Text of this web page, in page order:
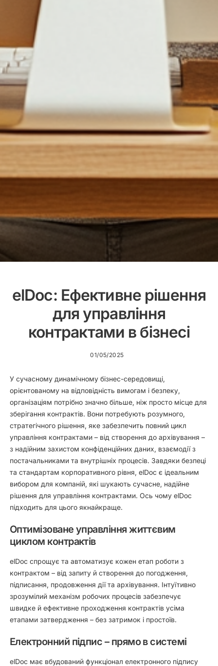
elDoc: Ефективне рішення
для управління
контрактами в бізнесі
01/05/2025
У сучасному динамічному бізнес-середовищі,
орієнтованому на відповідність вимогам і безпеку,
організаціям потрібно значно більше, ніж просто місце для
зберігання контрактів. Вони потребують розумного,
стратегічного рішення, яке забезпечить повний цикл
управління контрактами – від створення до архівування –
з надійним захистом конфіденційних даних, взаємодії з
постачальниками та внутрішніх процесів. Завдяки безпеці
та стандартам корпоративного рівня, elDoc є ідеальним
вибором для компаній, які шукають сучасне, надійне
рішення для управління контрактами. Ось чому elDoc
підходить для цього якнайкраще.
Оптимізоване управління життєвим
циклом контрактів
elDoc спрощує та автоматизує кожен етап роботи з
контрактом – від запиту й створення до погодження,
підписання, продовження дії та архівування. Інтуїтивно
зрозумілий механізм робочих процесів забезпечує
швидке й ефективне проходження контрактів усіма
етапами затвердження – без затримок і простоїв.
Електронний підпис – прямо в системі
elDoc має вбудований функціонал електронного підпису